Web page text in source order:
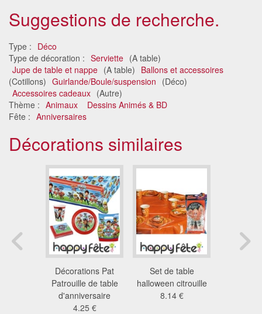
Suggestions de recherche.
Type : Déco
Type de décoration : Serviette (A table)
Jupe de table et nappe (A table) Ballons et accessoires
(Cotillons) Guirlande/Boule/suspension (Déco)
Accessoires cadeaux (Autre)
Thème : Animaux
Dessins Animés & BD
Fête : Anniversaires
Décorations similaires
Décorations Pat
Patrouille de table
d'anniversaire
4.25 €
Set de table
halloween citrouille
8.14 €